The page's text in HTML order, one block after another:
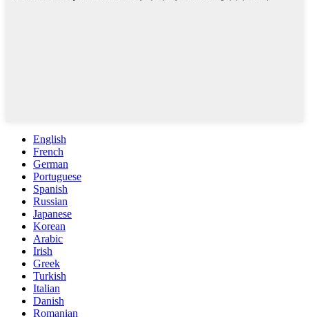
English
French
German
Portuguese
Spanish
Russian
Japanese
Korean
Arabic
Irish
Greek
Turkish
Italian
Danish
Romanian